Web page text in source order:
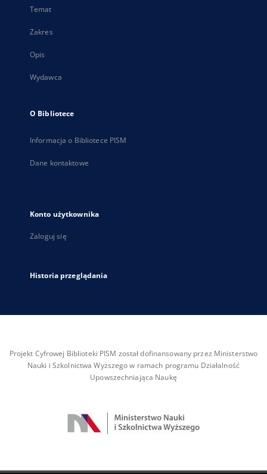
Temat
Zakres
Opis
Wydawca
O Bibliotece
Informacja o Bibliotece PISM
Dane kontaktowe
Konto użytkownika
Zaloguj się
Historia przeglądania
Projekt Cyfrowej Biblioteki PISM został dofinansowany przez Ministerstwo
Nauki i Szkolnictwa Wyższego w ramach programu Działalność
Upowszechniająca Naukę